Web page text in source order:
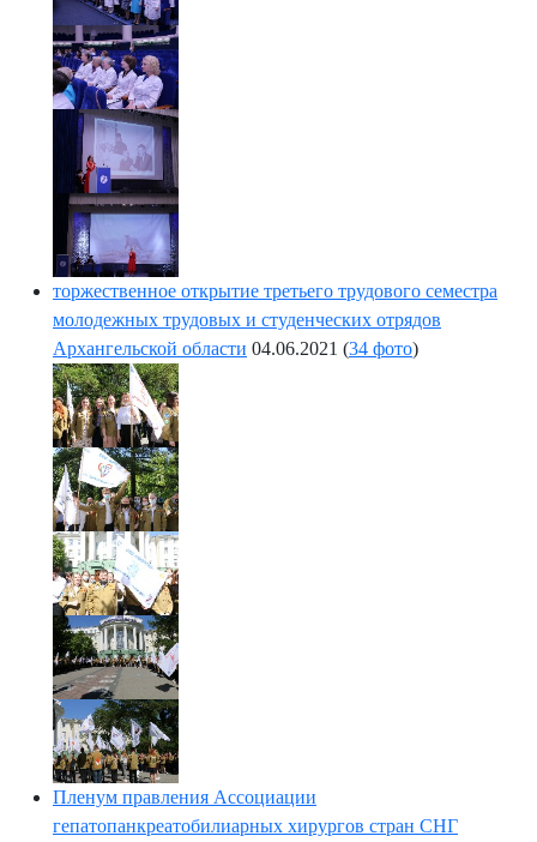
торжественное открытие третьего трудового семестра
молодежных трудовых и студенческих отрядов
Архангельской области 04.06.2021 (34 фото)
Пленум правления Ассоциации
гепатопанкреатобилиарных хирургов стран СНГ